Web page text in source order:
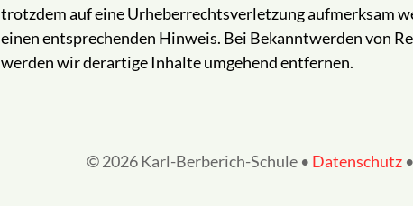
trotzdem auf eine Urheberrechtsverletzung aufmerksam
einen entsprechenden Hinweis. Bei Bekanntwerden von
werden wir derartige Inhalte umgehend entfernen.
© 2026 Karl-Berberich-Schule • Datenschutz •